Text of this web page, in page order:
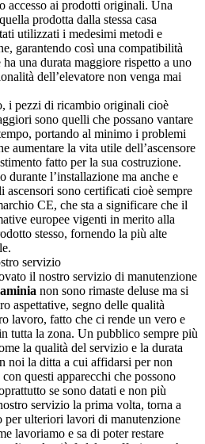
accesso ai prodotti originali. Una
prodotta dalla stessa casa
utilizzati i medesimi metodi e
garantendo così una compatibilità
una durata maggiore rispetto a uno
dell’elevatore non venga mai
i pezzi di ricambio originali cioè
sono quelli che possano vantare
portando al minimo i problemi
aumentare la vita utile dell’ascensore
fatto per la sua costruzione.
l’installazione ma anche e
ascensori sono certificati cioè sempre
CE, che sta a significare che il
europee vigenti in merito alla
stesso, fornendo la più alte
servizio
il nostro servizio di manutenzione
non sono rimaste deluse ma si
aspettative, segno delle qualità
lavoro, fatto che ci rende un vero e
tutta la zona. Un pubblico sempre più
la qualità del servizio e la durata
noi la ditta a cui affidarsi per non
questi apparecchi che possono
se sono datati e non più
servizio la prima volta, torna a
per ulteriori lavori di manutenzione
lavoriamo e sa di poter restare